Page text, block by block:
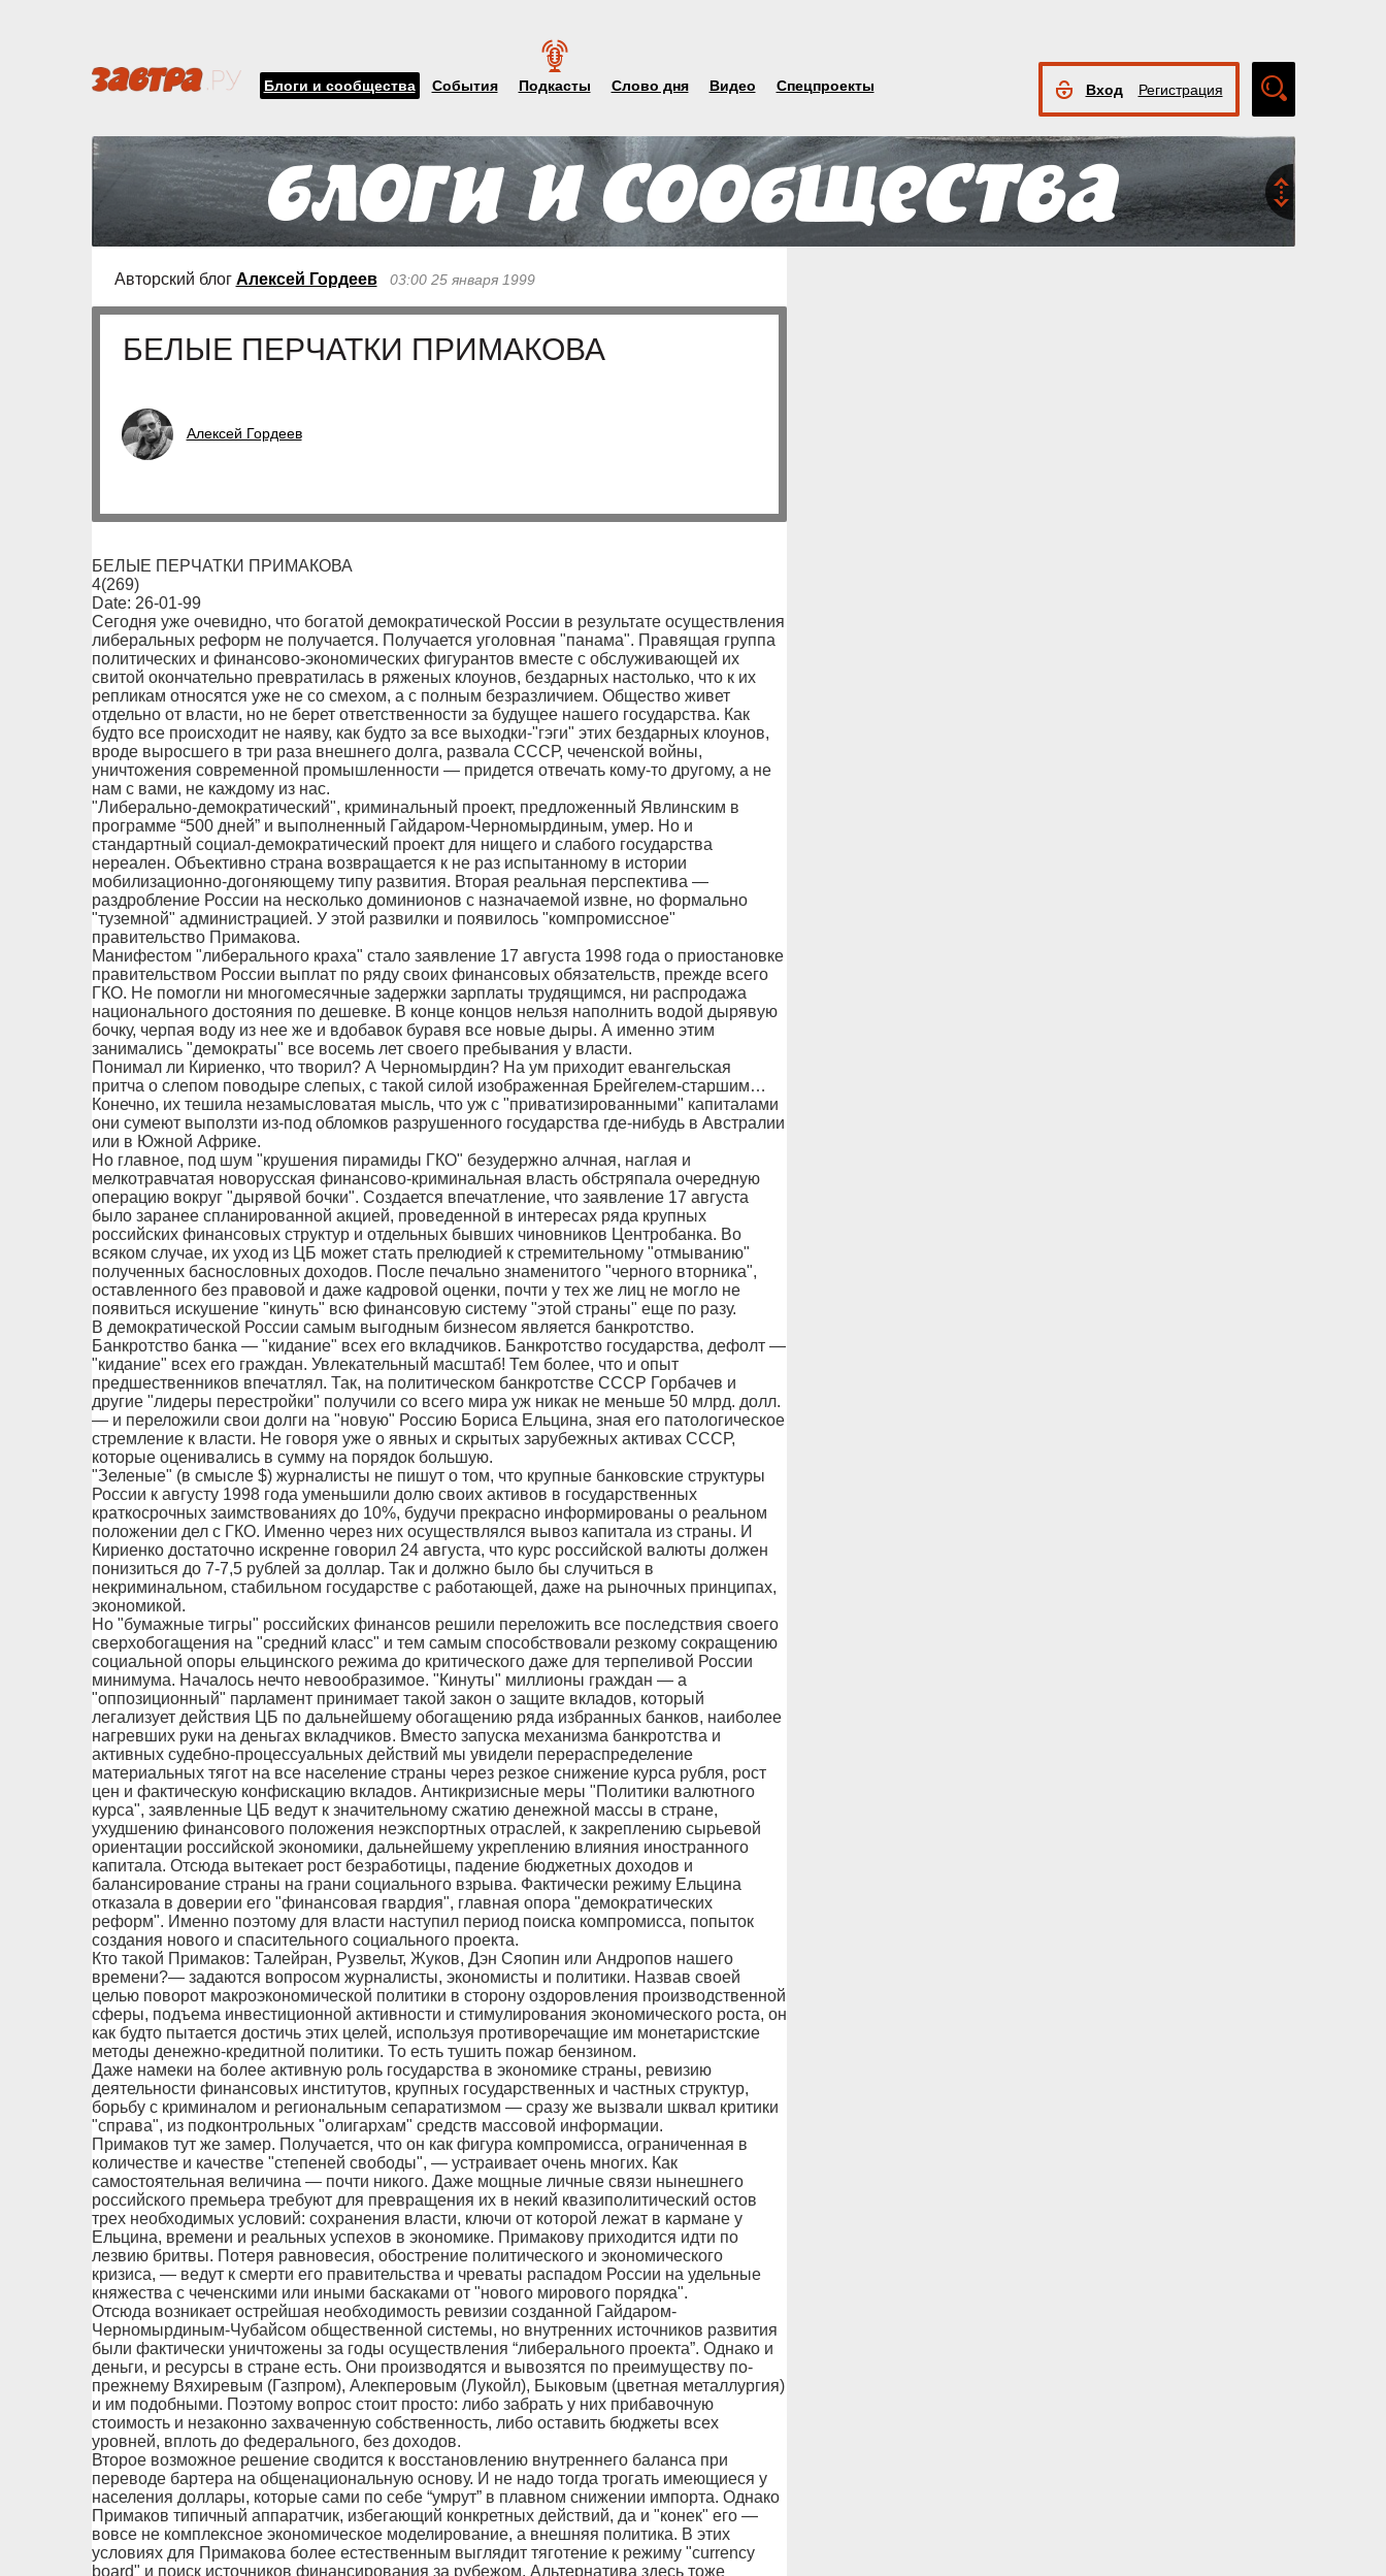
Блоги и сообщества События Подкасты Слово дня Видео Спецпроекты Вход Регистрация
поиск
Авторский блог Алексей Гордеев 03:00 25 января 1999
БЕЛЫЕ ПЕРЧАТКИ ПРИМАКОВА
Алексей Гордеев
БЕЛЫЕ ПЕРЧАТКИ ПРИМАКОВА
4(269)
Date: 26-01-99
Сегодня уже очевидно, что богатой демократической России в результате осуществления
либеральных реформ не получается. Получается уголовная "панама". Правящая группа
политических и финансово-экономических фигурантов вместе с обслуживающей их
свитой окончательно превратилась в ряженых клоунов, бездарных настолько, что к их
репликам относятся уже не со смехом, а с полным безразличием. Общество живет
отдельно от власти, но не берет ответственности за будущее нашего государства. Как
будто все происходит не наяву, как будто за все выходки-"гэги" этих бездарных клоунов,
вроде выросшего в три раза внешнего долга, развала СССР, чеченской войны,
уничтожения современной промышленности — придется отвечать кому-то другому, а не
нам с вами, не каждому из нас.
"Либерально-демократический", криминальный проект, предложенный Явлинским в
программе “500 дней” и выполненный Гайдаром-Черномырдиным, умер. Но и
стандартный социал-демократический проект для нищего и слабого государства
нереален. Объективно страна возвращается к не раз испытанному в истории
мобилизационно-догоняющему типу развития. Вторая реальная перспектива —
раздробление России на несколько доминионов с назначаемой извне, но формально
"туземной" администрацией. У этой развилки и появилось "компромиссное"
правительство Примакова.
Манифестом "либерального краха" стало заявление 17 августа 1998 года о приостановке
правительством России выплат по ряду своих финансовых обязательств, прежде всего
ГКО. Не помогли ни многомесячные задержки зарплаты трудящимся, ни распродажа
национального достояния по дешевке. В конце концов нельзя наполнить водой дырявую
бочку, черпая воду из нее же и вдобавок буравя все новые дыры. А именно этим
занимались "демократы" все восемь лет своего пребывания у власти.
Понимал ли Кириенко, что творил? А Черномырдин? На ум приходит евангельская
притча о слепом поводыре слепых, с такой силой изображенная Брейгелем-старшим…
Конечно, их тешила незамысловатая мысль, что уж с "приватизированными" капиталами
они сумеют выползти из-под обломков разрушенного государства где-нибудь в Австралии
или в Южной Африке.
Но главное, под шум "крушения пирамиды ГКО" безудержно алчная, наглая и
мелкотравчатая новорусская финансово-криминальная власть обстряпала очередную
операцию вокруг "дырявой бочки". Создается впечатление, что заявление 17 августа
было заранее спланированной акцией, проведенной в интересах ряда крупных
российских финансовых структур и отдельных бывших чиновников Центробанка. Во
всяком случае, их уход из ЦБ может стать прелюдией к стремительному "отмыванию"
полученных баснословных доходов. После печально знаменитого "черного вторника",
оставленного без правовой и даже кадровой оценки, почти у тех же лиц не могло не
появиться искушение "кинуть" всю финансовую систему "этой страны" еще по разу.
В демократической России самым выгодным бизнесом является банкротство.
Банкротство банка — "кидание" всех его вкладчиков. Банкротство государства, дефолт —
"кидание" всех его граждан. Увлекательный масштаб! Тем более, что и опыт
предшественников впечатлял. Так, на политическом банкротстве СССР Горбачев и
другие "лидеры перестройки" получили со всего мира уж никак не меньше 50 млрд. долл.
— и переложили свои долги на "новую" Россию Бориса Ельцина, зная его патологическое
стремление к власти. Не говоря уже о явных и скрытых зарубежных активах СССР,
которые оценивались в сумму на порядок большую.
"Зеленые" (в смысле $) журналисты не пишут о том, что крупные банковские структуры
России к августу 1998 года уменьшили долю своих активов в государственных
краткосрочных заимствованиях до 10%, будучи прекрасно информированы о реальном
положении дел с ГКО. Именно через них осуществлялся вывоз капитала из страны. И
Кириенко достаточно искренне говорил 24 августа, что курс российской валюты должен
понизиться до 7-7,5 рублей за доллар. Так и должно было бы случиться в
некриминальном, стабильном государстве с работающей, даже на рыночных принципах,
экономикой.
Но "бумажные тигры" российских финансов решили переложить все последствия своего
сверхобогащения на "средний класс" и тем самым способствовали резкому сокращению
социальной опоры ельцинского режима до критического даже для терпеливой России
минимума. Началось нечто невообразимое. "Кинуты" миллионы граждан — а
"оппозиционный" парламент принимает такой закон о защите вкладов, который
легализует действия ЦБ по дальнейшему обогащению ряда избранных банков, наиболее
нагревших руки на деньгах вкладчиков. Вместо запуска механизма банкротства и
активных судебно-процессуальных действий мы увидели перераспределение
материальных тягот на все население страны через резкое снижение курса рубля, рост
цен и фактическую конфискацию вкладов. Антикризисные меры "Политики валютного
курса", заявленные ЦБ ведут к значительному сжатию денежной массы в стране,
ухудшению финансового положения неэкспортных отраслей, к закреплению сырьевой
ориентации российской экономики, дальнейшему укреплению влияния иностранного
капитала. Отсюда вытекает рост безработицы, падение бюджетных доходов и
балансирование страны на грани социального взрыва. Фактически режиму Ельцина
отказала в доверии его "финансовая гвардия", главная опора "демократических
реформ". Именно поэтому для власти наступил период поиска компромисса, попыток
создания нового и спасительного социального проекта.
Кто такой Примаков: Талейран, Рузвельт, Жуков, Дэн Сяопин или Андропов нашего
времени?— задаются вопросом журналисты, экономисты и политики. Назвав своей
целью поворот макроэкономической политики в сторону оздоровления производственной
сферы, подъема инвестиционной активности и стимулирования экономического роста, он
как будто пытается достичь этих целей, используя противоречащие им монетаристские
методы денежно-кредитной политики. То есть тушить пожар бензином.
Даже намеки на более активную роль государства в экономике страны, ревизию
деятельности финансовых институтов, крупных государственных и частных структур,
борьбу с криминалом и региональным сепаратизмом — сразу же вызвали шквал критики
"справа", из подконтрольных "олигархам" средств массовой информации.
Примаков тут же замер. Получается, что он как фигура компромисса, ограниченная в
количестве и качестве "степеней свободы", — устраивает очень многих. Как
самостоятельная величина — почти никого. Даже мощные личные связи нынешнего
российского премьера требуют для превращения их в некий квазиполитический остов
трех необходимых условий: сохранения власти, ключи от которой лежат в кармане у
Ельцина, времени и реальных успехов в экономике. Примакову приходится идти по
лезвию бритвы. Потеря равновесия, обострение политического и экономического
кризиса, — ведут к смерти его правительства и чреваты распадом России на удельные
княжества с чеченскими или иными баскаками от "нового мирового порядка".
Отсюда возникает острейшая необходимость ревизии созданной Гайдаром-
Черномырдиным-Чубайсом общественной системы, но внутренних источников развития
были фактически уничтожены за годы осуществления “либерального проекта”. Однако и
деньги, и ресурсы в стране есть. Они производятся и вывозятся по преимуществу по-
прежнему Вяхиревым (Газпром), Алекперовым (Лукойл), Быковым (цветная металлургия)
и им подобными. Поэтому вопрос стоит просто: либо забрать у них прибавочную
стоимость и незаконно захваченную собственность, либо оставить бюджеты всех
уровней, вплоть до федерального, без доходов.
Второе возможное решение сводится к восстановлению внутреннего баланса при
переводе бартера на общенациональную основу. И не надо тогда трогать имеющиеся у
населения доллары, которые сами по себе “умрут” в плавном снижении импорта. Однако
Примаков типичный аппаратчик, избегающий конкретных действий, да и "конек" его —
вовсе не комплексное экономическое моделирование, а внешняя политика. В этих
условиях для Примакова более естественным выглядит тяготение к режиму "currency
board" и поиск источников финансирования за рубежом. Альтернатива здесь тоже